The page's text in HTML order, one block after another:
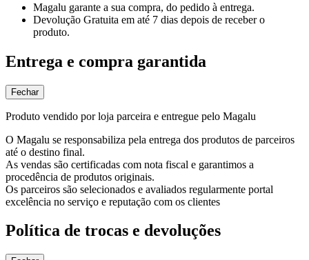
Magalu garante a sua compra, do pedido à entrega.
Devolução Gratuita em até 7 dias depois de receber o
produto.
Entrega e compra garantida
Fechar
Produto vendido por loja parceira e entregue pelo Magalu
O Magalu se responsabiliza pela entrega dos produtos de parceiros
até o destino final.
As vendas são certificadas com nota fiscal e garantimos a
procedência de produtos originais.
Os parceiros são selecionados e avaliados regularmente portal
excelência no serviço e reputação com os clientes
Política de trocas e devoluções